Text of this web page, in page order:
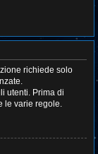
richiede solo
utenti. Prima di
le varie regole.